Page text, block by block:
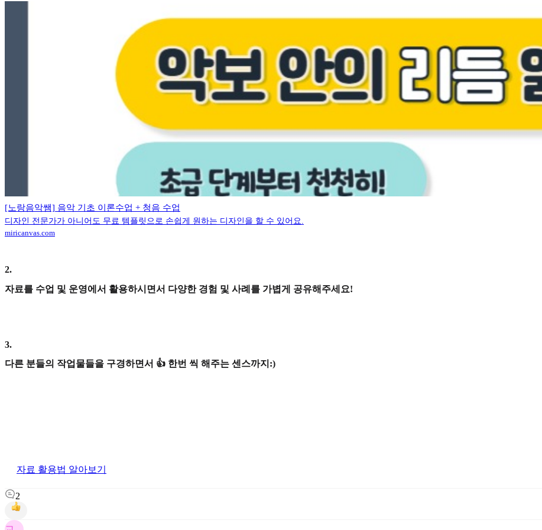
[노랑음악쌤] 음악 기초 이론수업 + 청음 수업
디자인 전문가가 아니어도 무료 템플릿으로 손쉽게 원하는 디자인을 할 수 있어요.
miricanvas.com
2.
자료를 수업 및 운영에서 활용하시면서 다양한 경험 및 사례를 가볍게 공유해주세요!
3.
다른 분들의 작업물들을 구경하면서 👍 한번 씩 해주는 센스까지:)
자료 활용법 알아보기
2